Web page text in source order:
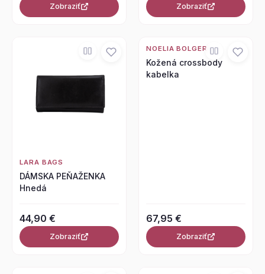
Zobraziť Zobraziť
LARA BAGS
DÁMSKA PEŇAŽENKA
Hnedá
44,90 €
Zobraziť
NOELIA BOLGER
Kožená crossbody
kabelka
67,95 €
Zobraziť